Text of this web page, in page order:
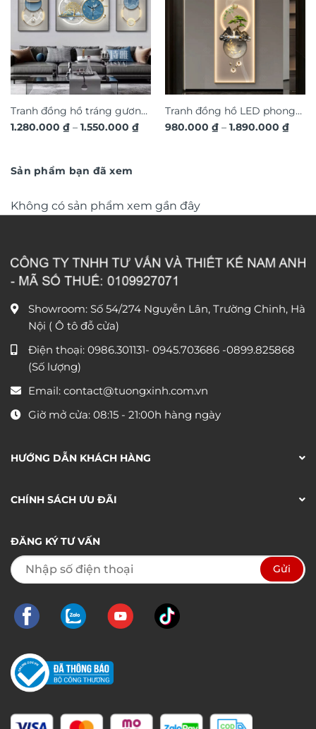
Tranh đồng hồ tráng gương
hươu 3D hiện đại TG4543
1.280.000 ₫ – 1.550.000 ₫Khoảng
Tranh đồng hồ LED phong
cảnh 3D nghệ thuật DG365
980.000 ₫ – 1.890.000 ₫
Sản phẩm bạn đã xem
Không có sản phẩm xem gần đây
Showroom: Số 54/274 Nguyễn Lân, Trường Chinh, Hà
Nội ( Ô tô đỗ cửa)
Điện thoại: 0986.301131- 0945.703686 -0899.825868
(Số lượng)
Email: contact@tuongxinh.com.vn
Giờ mở cửa: 08:15 - 21:00h hàng ngày
HƯỚNG DẪN KHÁCH HÀNG
CHÍNH SÁCH ƯU ĐÃI
ĐĂNG KÝ TƯ VẤN